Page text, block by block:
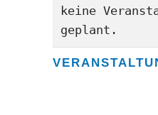
keine
geplant.